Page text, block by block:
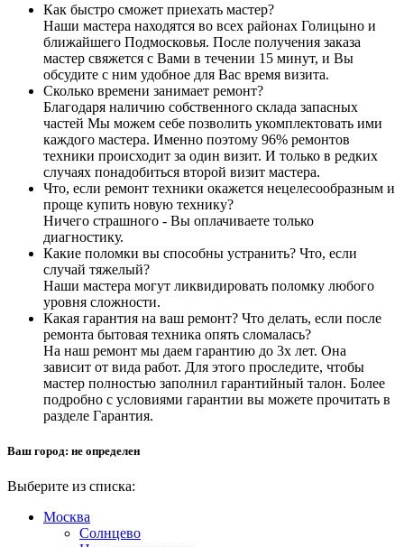
Как быстро сможет приехать мастер?
Наши мастера находятся во всех районах Голицыно и
ближайшего Подмосковья. После получения заказа
мастер свяжется с Вами в течении 15 минут, и Вы
обсудите с ним удобное для Вас время визита.
Сколько времени занимает ремонт?
Благодаря наличию собственного склада запасных
частей Мы можем себе позволить укомплектовать ими
каждого мастера. Именно поэтому 96% ремонтов
техники происходит за один визит. И только в редких
случаях понадобиться второй визит мастера.
Что, если ремонт техники окажется нецелесообразным и
проще купить новую технику?
Ничего страшного - Вы оплачиваете только
диагностику.
Какие поломки вы способны устранить? Что, если
случай тяжелый?
Наши мастера могут ликвидировать поломку любого
уровня сложности.
Какая гарантия на ваш ремонт? Что делать, если после
ремонта бытовая техника опять сломалась?
На наш ремонт мы даем гарантию до 3х лет. Она
зависит от вида работ. Для этого проследите, чтобы
мастер полностью заполнил гарантийный талон. Более
подробно с условиями гарантии вы можете прочитать в
разделе Гарантия.
Ваш город: не определен
Выберите из списка:
Москва
Солнцево